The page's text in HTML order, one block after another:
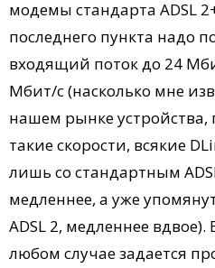
модемы стандарта ADSL
последнего пункта надо
входящий поток до 24
Мбит/с (насколько мне
нашем рынке
такие скорости, всякие
лишь со стандартным
медленнее, а уже
ADSL 2, медленнее
любом случае задается